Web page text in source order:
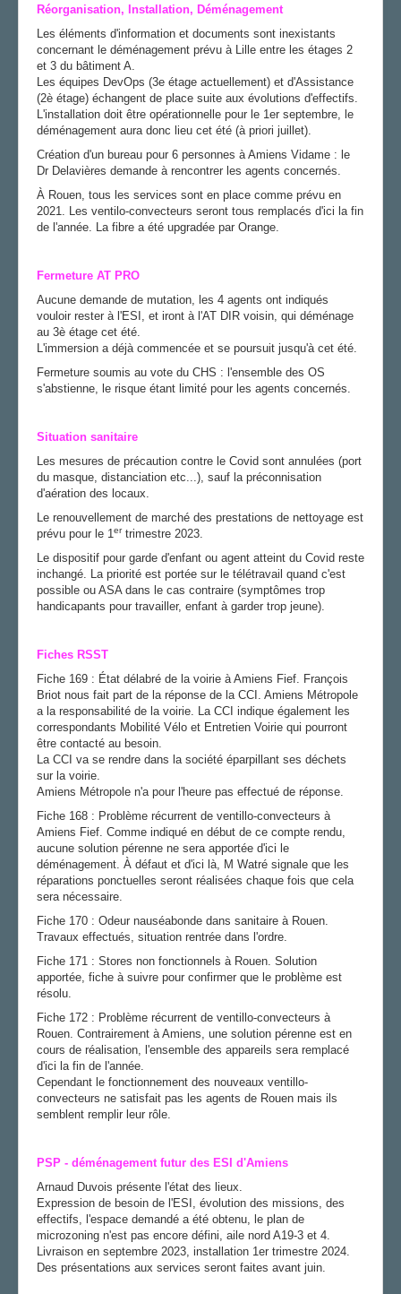
Réorganisation, Installation, Déménagement
Les éléments d'information et documents sont inexistants
concernant le déménagement prévu à Lille entre les étages 2
et 3 du bâtiment A.
Les équipes DevOps (3e étage actuellement) et d'Assistance
(2è étage) échangent de place suite aux évolutions d'effectifs.
L'installation doit être opérationnelle pour le 1er septembre, le
déménagement aura donc lieu cet été (à priori juillet).
Création d'un bureau pour 6 personnes à Amiens Vidame : le
Dr Delavières demande à rencontrer les agents concernés.
À Rouen, tous les services sont en place comme prévu en
2021. Les ventilo-convecteurs seront tous remplacés d'ici la fin
de l'année. La fibre a été upgradée par Orange.
Fermeture AT PRO
Aucune demande de mutation, les 4 agents ont indiqués
vouloir rester à l'ESI, et iront à l'AT DIR voisin, qui déménage
au 3è étage cet été.
L'immersion a déjà commencée et se poursuit jusqu'à cet été.
Fermeture soumis au vote du CHS : l'ensemble des OS
s'abstienne, le risque étant limité pour les agents concernés.
Situation sanitaire
Les mesures de précaution contre le Covid sont annulées (port
du masque, distanciation etc...), sauf la préconnisation
d'aération des locaux.
Le renouvellement de marché des prestations de nettoyage est
prévu pour le 1ertrimestre 2023.
Le dispositif pour garde d'enfant ou agent atteint du Covid reste
inchangé. La priorité est portée sur le télétravail quand c'est
possible ou ASA dans le cas contraire (symptômes trop
handicapants pour travailler, enfant à garder trop jeune).
Fiches RSST
Fiche 169 : État délabré de la voirie à Amiens Fief. François
Briot nous fait part de la réponse de la CCI. Amiens Métropole
a la responsabilité de la voirie. La CCI indique également les
correspondants Mobilité Vélo et Entretien Voirie qui pourront
être contacté au besoin.
La CCI va se rendre dans la société éparpillant ses déchets
sur la voirie.
Amiens Métropole n'a pour l'heure pas effectué de réponse.
Fiche 168 : Problème récurrent de ventillo-convecteurs à
Amiens Fief. Comme indiqué en début de ce compte rendu,
aucune solution pérenne ne sera apportée d'ici le
déménagement. À défaut et d'ici là, M Watré signale que les
réparations ponctuelles seront réalisées chaque fois que cela
sera nécessaire.
Fiche 170 : Odeur nauséabonde dans sanitaire à Rouen.
Travaux effectués, situation rentrée dans l'ordre.
Fiche 171 : Stores non fonctionnels à Rouen. Solution
apportée, fiche à suivre pour confirmer que le problème est
résolu.
Fiche 172 : Problème récurrent de ventillo-convecteurs à
Rouen. Contrairement à Amiens, une solution pérenne est en
cours de réalisation, l'ensemble des appareils sera remplacé
d'ici la fin de l'année.
Cependant le fonctionnement des nouveaux ventillo-
convecteurs ne satisfait pas les agents de Rouen mais ils
semblent remplir leur rôle.
PSP - déménagement futur des ESI d'Amiens
Arnaud Duvois présente l'état des lieux.
Expression de besoin de l'ESI, évolution des missions, des
effectifs, l'espace demandé a été obtenu, le plan de
microzoning n'est pas encore défini, aile nord A19-3 et 4.
Livraison en septembre 2023, installation 1er trimestre 2024.
Des présentations aux services seront faites avant juin.